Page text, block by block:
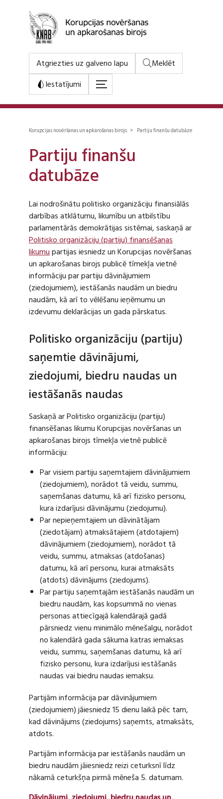
Atgriezties uz galveno lapu
Meklēt
Iestatījumi
Korupcijas novēršanas un apkarošanas birojs > Partiju finanšu datubāze
Partiju finanšu
datubāze
Lai nodrošinātu politisko organizāciju finansiālās
darbības atklātumu, likumību un atbilstību
parlamentārās demokrātijas sistēmai, saskaņā ar
Politisko organizāciju (partiju) finansēšanas
likumupartijas iesniedz un Korupcijas novēršanas
un apkarošanas birojs publicē tīmekļa vietnē
informāciju par partiju dāvinājumiem
(ziedojumiem), iestāšanās naudām un biedru
naudām, kā arī to vēlēšanu ieņēmumu un
izdevumu deklarācijas un gada pārskatus.
Politisko organizāciju (partiju)
saņemtie dāvinājumi,
ziedojumi, biedru naudas un
iestāšanās naudas
Saskaņā ar Politisko organizāciju (partiju)
finansēšanas likumu Korupcijas novēršanas un
apkarošanas birojs tīmekļa vietnē publicē
informāciju:
Par visiem partiju saņemtajiem dāvinājumiem
(ziedojumiem), norādot tā veidu, summu,
saņemšanas datumu, kā arī fizisko personu,
kura izdarījusi dāvinājumu (ziedojumu).
Par nepieņemtajiem un dāvinātājam
(ziedotājam) atmaksātajiem (atdotajiem)
dāvinājumiem (ziedojumiem), norādot tā
veidu, summu, atmaksas (atdošanas)
datumu, kā arī personu, kurai atmaksāts
(atdots) dāvinājums (ziedojums).
Par partiju saņemtajām iestāšanās naudām un
biedru naudām, kas kopsummā no vienas
personas attiecīgajā kalendārajā gadā
pārsniedz vienu minimālo mēnešalgu, norādot
no kalendārā gada sākuma katras iemaksas
veidu, summu, saņemšanas datumu, kā arī
fizisko personu, kura izdarījusi iestāšanās
naudas vai biedru naudas iemaksu.
Partijām informācija par dāvinājumiem
(ziedojumiem) jāiesniedz 15 dienu laikā pēc tam,
kad dāvinājums (ziedojums) saņemts, atmaksāts,
atdots.
Partijām informācija par iestāšanās naudām un
biedru naudām jāiesniedz reizi ceturksnī līdz
nākamā ceturkšņa pirmā mēneša 5. datumam.